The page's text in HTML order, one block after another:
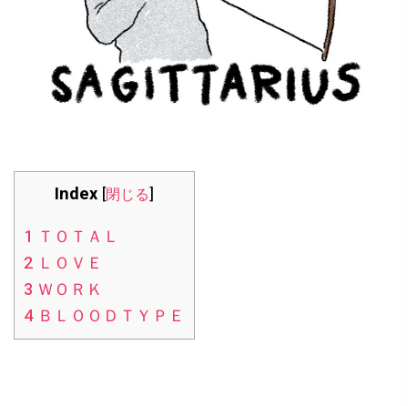
Index [閉じる]
1 ＴＯＴＡＬ
2ＬＯＶＥ
3 ＷＯＲＫ
4ＢＬＯＯＤＴＹＰＥ